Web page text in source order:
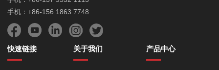
手机：+86-156 1863 7748
快速链接 关于我们 产品中心